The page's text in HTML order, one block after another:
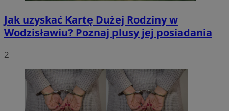
Jak uzyskać Kartę Dużej Rodziny w
Wodzisławiu? Poznaj plusy jej posiadania
2